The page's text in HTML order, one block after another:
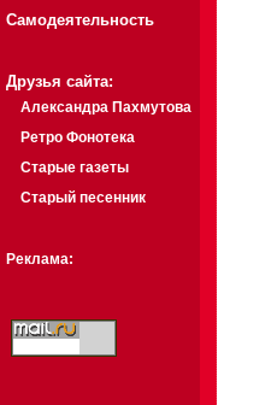
Самодеятельность
Друзья сайта:
Александра Пахмутова
Ретро Фонотека
Старые газеты
Старый песенник
Реклама: